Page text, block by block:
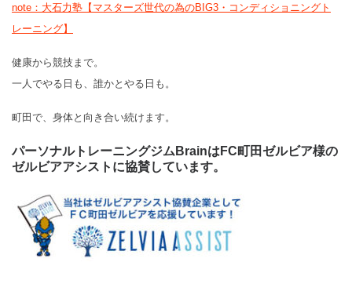
note：大石力塾【マスターズ世代の為のBIG3・コンディショニングト
レーニング】
健康から競技まで。
一人でやる日も、誰かとやる日も。
町田で、身体と向き合い続けます。
パーソナルトレーニングジムBrainはFC町田ゼルビア様の
ゼルビアアシストに協賛しています。